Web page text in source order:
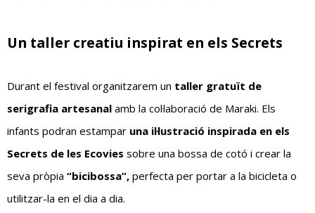
Un taller creatiu inspirat en els Secrets
Durant el festival organitzarem un taller gratuït de
serigrafia artesanal amb la col·laboració de Maraki. Els
infants podran estampar una il·lustració inspirada en els
Secrets de les Ecovies sobre una bossa de cotó i crear la
seva pròpia “bicibossa”, perfecta per portar a la bicicleta o
utilitzar-la en el dia a dia.